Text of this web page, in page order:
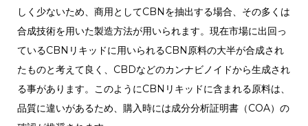
しく少ないため、商用としてCBNを抽出する場合、その多くは
合成技術を用いた製造方法が用いられます。現在市場に出回っ
ているCBNリキッドに用いられるCBN原料の大半が合成され
たものと考えて良く、CBDなどのカンナビノイドから生成され
る事があります。このようにCBNリキッドに含まれる原料は、
品質に違いがあるため、購入時には成分分析証明書（COA）の